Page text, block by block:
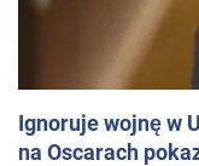
Ignoruje wojnę w
na Oscarach